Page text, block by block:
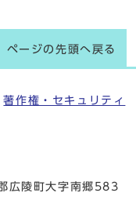
ページの先頭へ戻る
著作権・セキュリティ
広陵町大字南郷583